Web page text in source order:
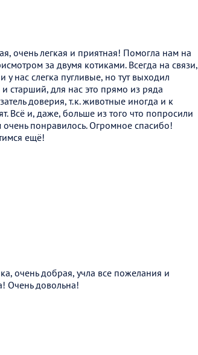
очень легкая и приятная! Помогла нам на
за двумя котиками. Всегда на связи,
у нас слегка пугливые, но тут выходил
старший, для нас это прямо из ряда
доверия, т.к. животные иногда и к
Всё и, даже, больше из того что попросили
понравилось. Огромное спасибо!
ещё!
очень добрая, учла все пожелания и
Очень довольна!